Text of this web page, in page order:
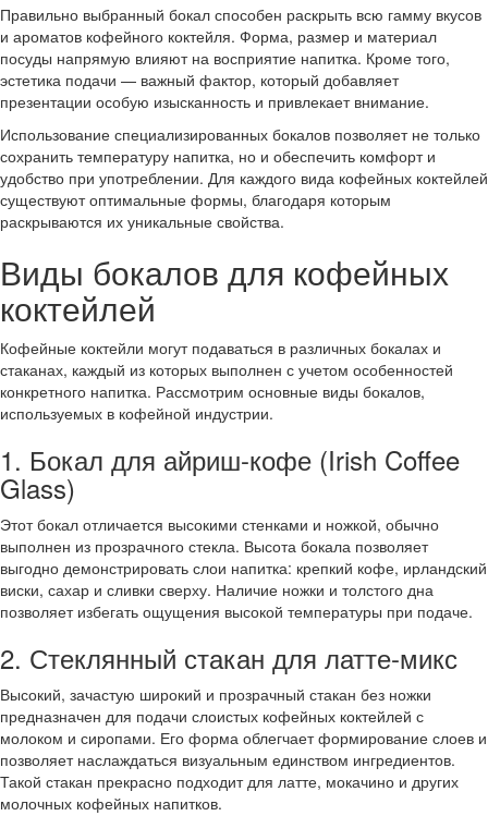
Правильно выбранный бокал способен раскрыть всю гамму вкусов
и ароматов кофейного коктейля. Форма, размер и материал
посуды напрямую влияют на восприятие напитка. Кроме того,
эстетика подачи — важный фактор, который добавляет
презентации особую изысканность и привлекает внимание.
Использование специализированных бокалов позволяет не только
сохранить температуру напитка, но и обеспечить комфорт и
удобство при употреблении. Для каждого вида кофейных коктейлей
существуют оптимальные формы, благодаря которым
раскрываются их уникальные свойства.
Виды бокалов для кофейных
коктейлей
Кофейные коктейли могут подаваться в различных бокалах и
стаканах, каждый из которых выполнен с учетом особенностей
конкретного напитка. Рассмотрим основные виды бокалов,
используемых в кофейной индустрии.
1. Бокал для айриш-кофе (Irish Coffee
Glass)
Этот бокал отличается высокими стенками и ножкой, обычно
выполнен из прозрачного стекла. Высота бокала позволяет
выгодно демонстрировать слои напитка: крепкий кофе, ирландский
виски, сахар и сливки сверху. Наличие ножки и толстого дна
позволяет избегать ощущения высокой температуры при подаче.
2. Стеклянный стакан для латте-микс
Высокий, зачастую широкий и прозрачный стакан без ножки
предназначен для подачи слоистых кофейных коктейлей с
молоком и сиропами. Его форма облегчает формирование слоев и
позволяет наслаждаться визуальным единством ингредиентов.
Такой стакан прекрасно подходит для латте, мокачино и других
молочных кофейных напитков.